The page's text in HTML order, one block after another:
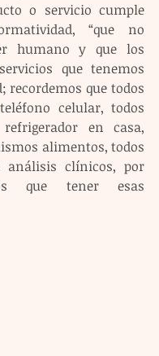
o servicio cumple
“que no
humano y que los
que tenemos
recordemos que todos
celular, todos
en casa,
alimentos, todos
análisis clínicos, por
que tener esas